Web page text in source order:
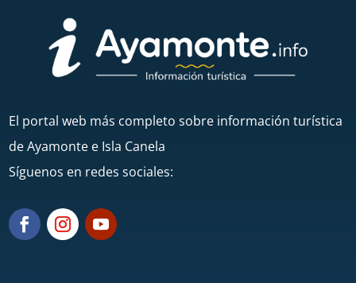
El portal web más completo sobre información turística
de Ayamonte e Isla Canela
Síguenos en redes sociales: